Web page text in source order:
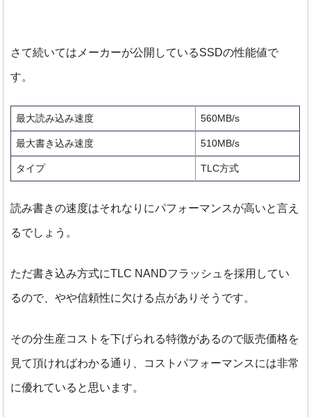
さて続いてはメーカーが公開しているSSDの性能値で
す。
最大読み込み速度 560MB/s
最大書き込み速度 510MB/s
タイプ TLC方式
読み書きの速度はそれなりにパフォーマンスが高いと言え
るでしょう。
ただ書き込み方式にTLC NANDフラッシュを採用してい
るので、やや信頼性に欠ける点がありそうです。
その分生産コストを下げられる特徴があるので販売価格を
見て頂ければわかる通り、コストパフォーマンスには非常
に優れていると思います。